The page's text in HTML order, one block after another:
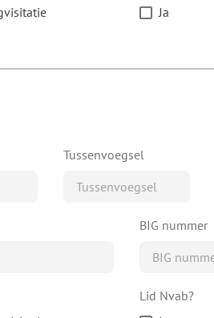
Ja
Tussenvoegsel
BIG nummer
Lid Nvab?